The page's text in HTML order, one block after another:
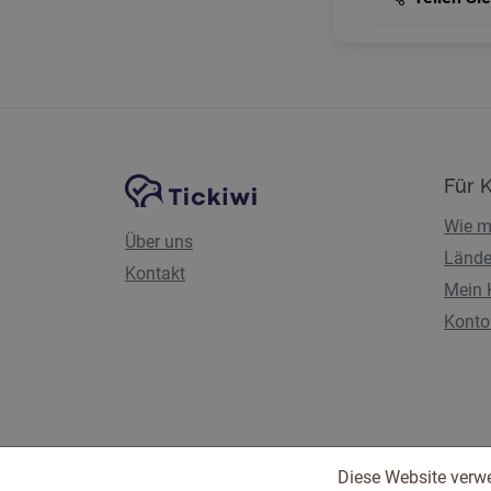
Website-NavigationTickiwi-Plattform
Über uns
Kontakt
Für
Wie
Mein
Diese Website